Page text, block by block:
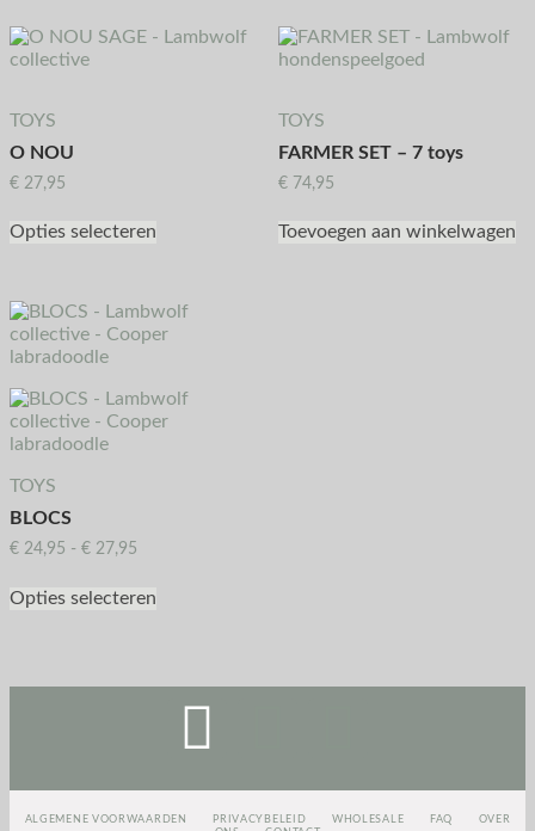
TOYS
O NOU
€ 27,95
Opties selecteren
TOYS
FARMER SET – 7 toys
€74,95
Toevoegen aan winkelwagen
TOYS
BLOCS
€ 24,95 - € 27,95
Opties selecteren
ALGEMENE VOORWAARDEN PRIVACYBELEID WHOLESALE FAQ
OVER